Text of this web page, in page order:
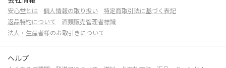
安心堂とは 個人情報の取り扱い
特定商取引法に基づく表記
返品特約について
酒類販売管理者標識
法人・生産者様のお取引きについて
ヘルプ